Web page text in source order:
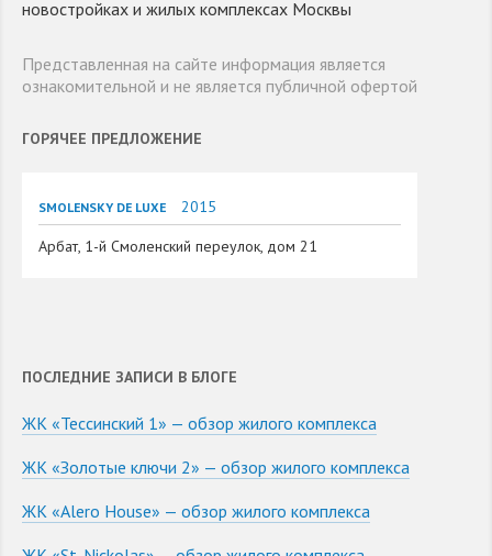
новостройках и жилых комплексах Москвы
Представленная на сайте информация является
ознакомительной и не является публичной офертой
ГОРЯЧЕЕ ПРЕДЛОЖЕНИЕ
SMOLENSKY DE LUXE
2015
Арбат, 1-й Смоленский переулок, дом 21
ПОСЛЕДНИЕ ЗАПИСИ В БЛОГЕ
ЖК «Тессинский 1» — обзор жилого комплекса
ЖК «Золотые ключи 2» — обзор жилого комплекса
ЖК «Alero House» — обзор жилого комплекса